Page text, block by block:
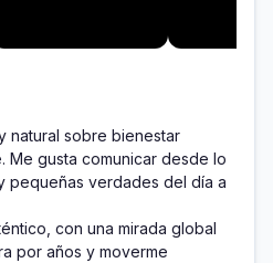
natural sobre bienestar
Me gusta comunicar desde lo
pequeñas verdades del día a
con una mirada global
por años y moverme